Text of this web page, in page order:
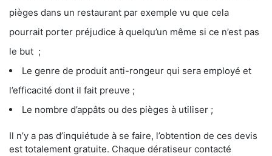
pièges dans un restaurant par exemple vu que cela
pourrait porter préjudice à quelqu’un même si ce n’est pas
le but ;
Le genre de produit anti-rongeur qui sera employé et
l’efficacité dont il fait preuve ;
Le nombre d’appâts ou des pièges à utiliser ;
Il n’y a pas d’inquiétude à se faire, l’obtention de ces devis
est totalement gratuite. Chaque dératiseur contacté